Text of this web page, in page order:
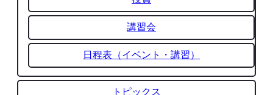
講習会
日程表（イベント・講習）
トピックス